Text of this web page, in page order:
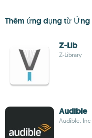
Thêm ứng dụng từ
Z-Lib
Z-Library
Audible
Audible, Inc